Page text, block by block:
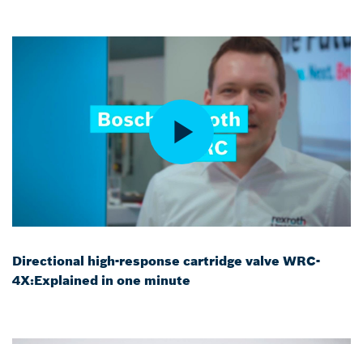
Directional high-response cartridge valve WRC-
4X:Explained in one minute